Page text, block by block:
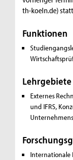
th-koeln.de)
Funktionen
Lehrgebiete
Externes
und IFRS,
Internationale